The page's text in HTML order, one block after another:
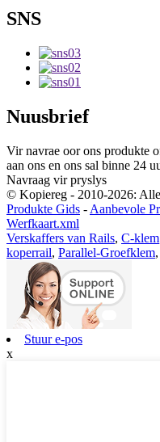
SNS
Nuusbrief
Vir navrae oor ons produkte
aan ons en ons sal binne 24
Navraag vir pryslys
© Kopiereg - 2010-2026:
Produkte Gids - Aanbevole
Werfkaart.xml
Verskaffers van Rails, C-klem
koperrail, Parallel-Groefklem,
Stuur e-pos
x